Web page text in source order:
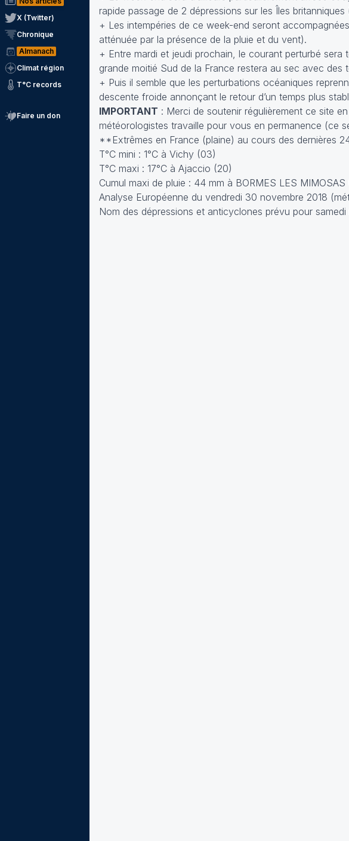
X (Twitter)
Chronique
Almanach
Climat région
T°C records
Faire un don
rapide passage de 2 dépressions sur les Îles
+ Les intempéries de ce week-end seront
atténuée par la présence de la pluie et du vent).
+ Entre mardi et jeudi prochain, le courant perturbé
grande moitié Sud de la France restera au sec avec des
+ Puis il semble que les perturbations océaniques
descente froide annonçant le retour d’un temps plus
IMPORTANT : Merci de soutenir régulièrement ce site
météorologistes travaille pour vous en permanence (ce
**Extrêmes en France (plaine) au cours des dernières
T°C mini : 1°C à Vichy (03)
T°C maxi : 17°C à Ajaccio (20)
Cumul maxi de pluie : 44 mm à BORMES LES MIMOSAS
Analyse Européenne du vendredi 30 novembre 2018
Nom des dépressions et anticyclones prévu pour samedi